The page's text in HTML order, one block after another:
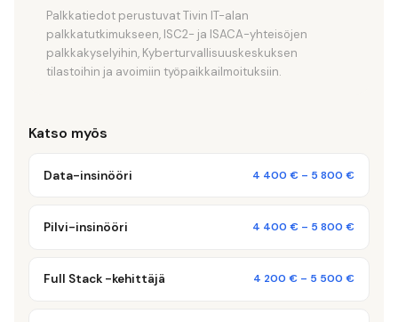
Palkkatiedot perustuvat Tivin IT-alan
palkkatutkimukseen, ISC2- ja ISACA-yhteisöjen
palkkakyselyihin, Kyberturvallisuuskeskuksen
tilastoihin ja avoimiin työpaikkailmoituksiin.
Katso myös
Data-insinööri 4 400 € – 5 800 €
Pilvi-insinööri 4 400 € – 5 800 €
Full Stack -kehittäjä 4 200 € – 5 500 €